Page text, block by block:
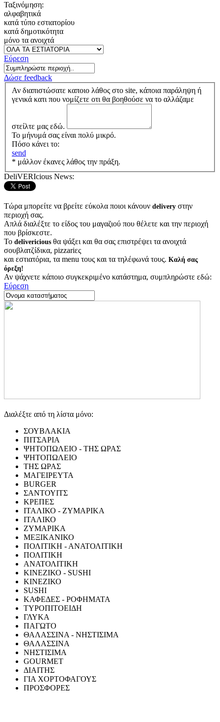
Ταξινόμηση:
αλφαβητικά
κατά τύπο εστιατορίου
κατά δημοτικότητα
μόνο τα ανοιχτά
Εύρεση
Δώσε feedback
Αν διαπιστώσατε καποιο λάθος στο site, κάποια παράληψη ή
γενικά κατι που νομίζετε οτι θα βοηθούσε να το αλλάζαμε
στείλτε μας εδώ.
Το μήνυμά σας είναι πολύ μικρό.
Πόσο κάνει το:
send
* μάλλον έκανες λάθος την πράξη.
DeliVERIcious News:
Τώρα μπορείτε να βρείτε εύκολα ποιοι κάνουν delivery στην
περιοχή σας.
Απλά διαλέξτε το είδος του μαγαζιού που θέλετε και την περιοχή
που βρίσκεστε.
Το delivericious θα ψάξει και θα σας επιστρέψει τα ανοιχτά
σουβλατζίδικα, pizzariες
και εστιατόρια, τα menu τους και τα τηλέφωνά τους. Καλή σας
όρεξη!
Αν ψάχνετε κάποιο συγκεκριμένο κατάστημα, συμπληρώστε εδώ:
Εύρεση
Διαλέξτε από τη λίστα μόνο:
ΣΟΥΒΛΑΚΙΑ
ΠΙΤΣΑΡΙΑ
ΨΗΤΟΠΩΛΕΙΟ - ΤΗΣ ΩΡΑΣ
ΨΗΤΟΠΩΛΕΙΟ
ΤΗΣ ΩΡΑΣ
ΜΑΓΕΙΡΕΥΤΑ
BURGER
ΣΑΝΤΟΥΙΤΣ
ΚΡΕΠΕΣ
ΙΤΑΛΙΚΟ - ΖΥΜΑΡΙΚΑ
ΙΤΑΛΙΚΟ
ΖΥΜΑΡΙΚΑ
ΜΕΞΙΚΑΝΙΚΟ
ΠΟΛΙΤΙΚΗ - ΑΝΑΤΟΛΙΤΙΚΗ
ΠΟΛΙΤΙΚΗ
ΑΝΑΤΟΛΙΤΙΚΗ
ΚΙΝΕΖΙΚΟ - SUSHI
ΚΙΝΕΖΙΚΟ
SUSHI
ΚΑΦΕΔΕΣ - ΡΟΦΗΜΑΤΑ
ΤΥΡΟΠΙΤΟΕΙΔΗ
ΓΛΥΚΑ
ΠΑΓΩΤΟ
ΘΑΛΑΣΣΙΝΑ - ΝΗΣΤΙΣΙΜΑ
ΘΑΛΑΣΣΙΝΑ
ΝΗΣΤΙΣΙΜΑ
GOURMET
ΔΙΑΙΤΗΣ
ΓΙΑ ΧΟΡΤΟΦΑΓΟΥΣ
ΠΡΟΣΦΟΡΕΣ